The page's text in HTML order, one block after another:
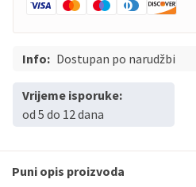
Info: Dostupan po narudžbi
Vrijeme isporuke:
od 5 do 12 dana
Puni opis proizvoda